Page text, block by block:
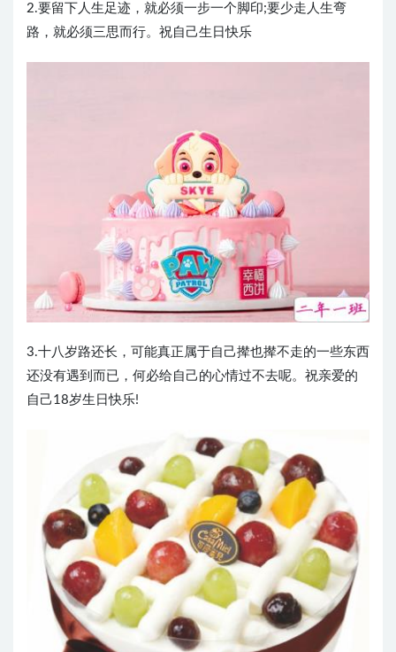
2.要留下人生足迹，就必须一步一个脚印;要少走人生弯
路，就必须三思而行。祝自己生日快乐
3.十八岁路还长，可能真正属于自己撵也撵不走的一些东西
还没有遇到而已，何必给自己的心情过不去呢。祝亲爱的
自己18岁生日快乐!